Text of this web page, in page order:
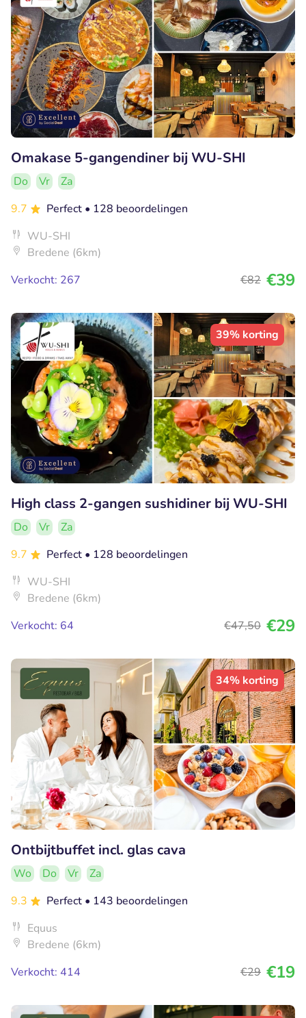
Omakase 5-gangendiner bij WU-SHI
Do Vr
Za
9.7
Perfect • 128 beoordelingen
WU-SHI
Bredene (6km)
Verkocht: 267
€82 €39
39% korting
High class 2-gangen sushidiner bij WU-SHI
Do Vr
Za
9.7
Perfect • 128 beoordelingen
WU-SHI
Bredene (6km)
Verkocht: 64
€47,50 €29
34% korting
Ontbijtbuffet incl. glas cava
Wo Do Vr
Za
9.3
Perfect • 143 beoordelingen
Equus
Bredene (6km)
Verkocht: 414
€29 €19